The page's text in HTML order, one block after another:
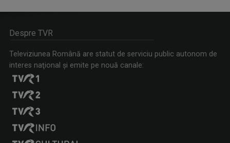
Despre TVR
Televiziunea Română are statut de serviciu public autonom de
interes naţional şi emite pe nouă canale: